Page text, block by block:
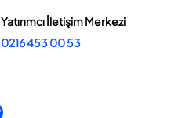
Yatırımcı İletişim Merkezi
0216 453 00 53